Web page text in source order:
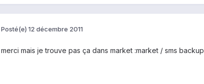
Posté(e) 12 décembre 2011
merci mais je trouve pas ça dans market :market / sms backup